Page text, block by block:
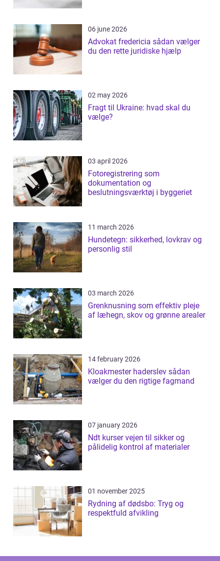
06 june 2026
Advokat fredericia sådan vælger
du den rette juridiske hjælp
02 may 2026
Fragt til Ukraine: hvad skal du
vælge?
03 april 2026
Fotoregistrering som
dokumentation og
beslutningsværktøj i byggeriet
11 march 2026
Hundetegn: sikkerhed, lovkrav og
personlig stil
03 march 2026
Grenknusning som effektiv pleje
af læhegn, skov og grønne arealer
14 february 2026
Kloakmester haderslev sådan
vælger du den rigtige fagmand
07 january 2026
Ndt kurser vejen til sikker og
pålidelig kontrol af materialer
01 november 2025
Rydning af dødsbo: Tryg og
respektfuld afvikling